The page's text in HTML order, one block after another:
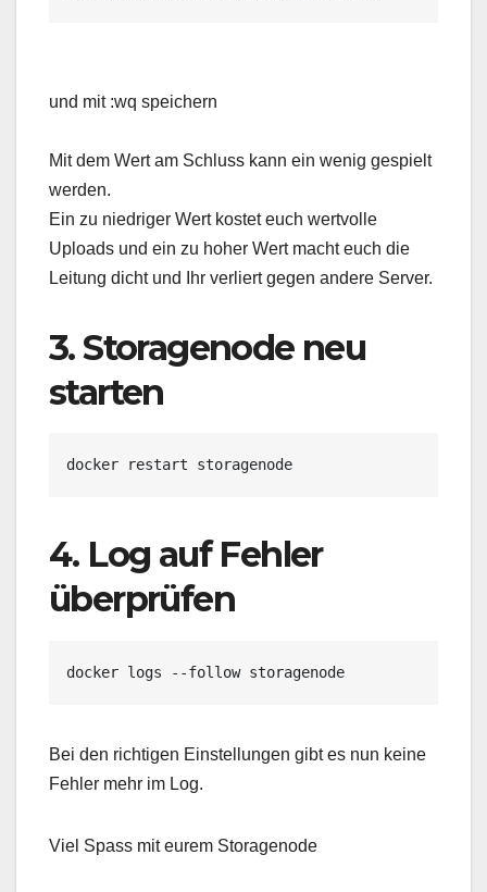
und mit :wq speichern
Mit dem Wert am Schluss kann ein wenig gespielt
werden.
Ein zu niedriger Wert kostet euch wertvolle
Uploads und ein zu hoher Wert macht euch die
Leitung dicht und Ihr verliert gegen andere Server.
3. Storagenode neu
starten
docker restart storagenode
4. Log auf Fehler
überprüfen
docker logs --follow storagenode
Bei den richtigen Einstellungen gibt es nun keine
Fehler mehr im Log.
Viel Spass mit eurem Storagenode